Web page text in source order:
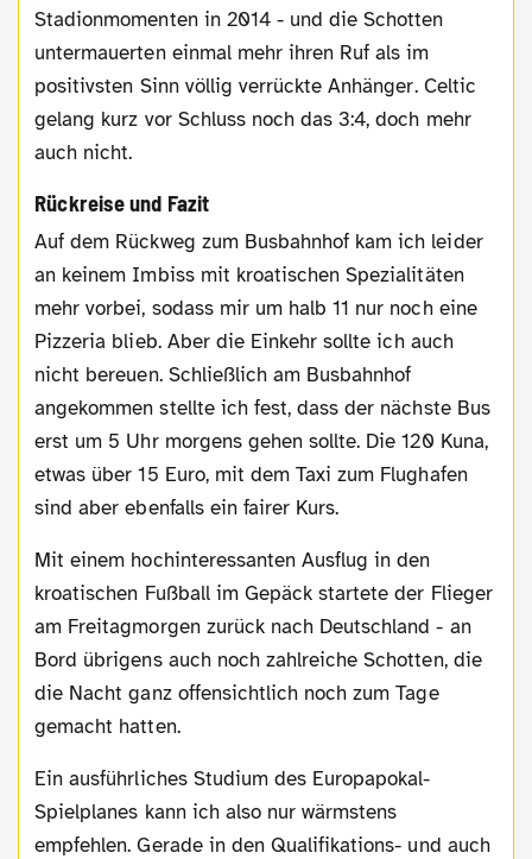
Stadionmomenten in 2014 - und die Schotten
untermauerten einmal mehr ihren Ruf als im
positivsten Sinn völlig verrückte Anhänger. Celtic
gelang kurz vor Schluss noch das 3:4, doch mehr
auch nicht.
Rückreise und Fazit
Auf dem Rückweg zum Busbahnhof kam ich leider
an keinem Imbiss mit kroatischen Spezialitäten
mehr vorbei, sodass mir um halb 11 nur noch eine
Pizzeria blieb. Aber die Einkehr sollte ich auch
nicht bereuen. Schließlich am Busbahnhof
angekommen stellte ich fest, dass der nächste Bus
erst um 5 Uhr morgens gehen sollte. Die 120 Kuna,
etwas über 15 Euro, mit dem Taxi zum Flughafen
sind aber ebenfalls ein fairer Kurs.
Mit einem hochinteressanten Ausflug in den
kroatischen Fußball im Gepäck startete der Flieger
am Freitagmorgen zurück nach Deutschland - an
Bord übrigens auch noch zahlreiche Schotten, die
die Nacht ganz offensichtlich noch zum Tage
gemacht hatten.
Ein ausführliches Studium des Europapokal-
Spielplanes kann ich also nur wärmstens
empfehlen. Gerade in den Qualifikations- und auch